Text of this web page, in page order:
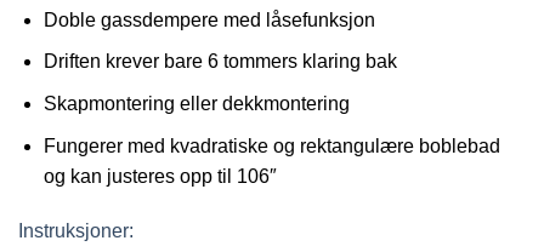
Doble gassdempere med låsefunksjon
Driften krever bare 6 tommers klaring bak
Skapmontering eller dekkmontering
Fungerer med kvadratiske og rektangulære boblebad
og kan justeres opp til 106″
Instruksjoner: